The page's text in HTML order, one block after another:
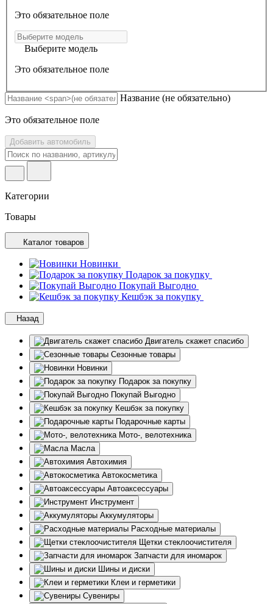
Это обязательное поле
Выберите модель
Это обязательное поле
Название (не обязательно)
Это обязательное поле
Добавить автомобиль
Категории
Товары
Каталог товаров
Новинки
Подарок за покупку
Покупай Выгодно
Кешбэк за покупку
Назад
Двигатель скажет спасибо
Сезонные товары
Новинки
Подарок за покупку
Покупай Выгодно
Кешбэк за покупку
Подарочные карты
Мото-, велотехника
Масла
Автохимия
Автокосметика
Автоаксессуары
Инструмент
Аккумуляторы
Расходные материалы
Щетки стеклоочистителя
Запчасти для иномарок
Шины и диски
Клеи и герметики
Сувениры